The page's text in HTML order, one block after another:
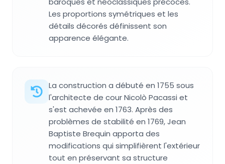
Les proportions symétriques et les
détails décorés définissent son
apparence élégante.
La construction a débuté en 1755 sous
l'architecte de cour Nicolò Pacassi et
s'est achevée en 1763. Après des
problèmes de stabilité en 1769, Jean
Baptiste Brequin apporta des
modifications qui simplifièrent l'extérieur
tout en préservant sa structure